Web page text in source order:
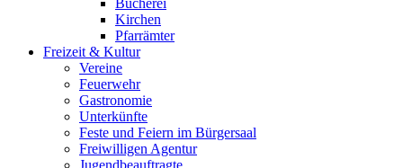
Bücherei
Kirchen
Pfarrämter
Freizeit & Kultur
Vereine
Feuerwehr
Gastronomie
Unterkünfte
Feste und Feiern im Bürgersaal
Freiwilligen Agentur
Jugendbeauftragte